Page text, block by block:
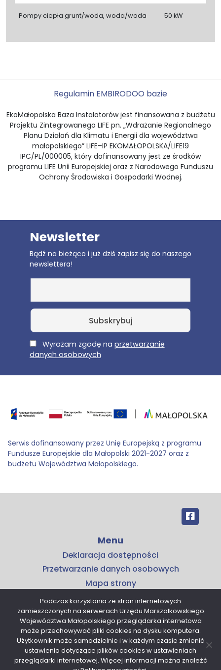
Pompy ciepła grunt/woda, woda/woda 50 kW
Regulamin EMBIRODOO bazie
EkoMałopolska Baza Instalatorów jest finansowana z budżetu
Projektu Zintegrowanego LIFE pn. „Wdrażanie Regionalnego
Planu Działań dla Klimatu i Energii dla województwa
małopolskiego” LIFE–IP EKOMAŁOPOLSKA/LIFE19
IPC/PL/000005, który dofinansowany jest ze środków
programu LIFE Unii Europejskiej oraz z Narodowego Funduszu
Ochrony Środowiska i Gospodarki Wodnej.
Newsletter
Bądź na bieżąco i już dziś zapisz się do naszego
newslettera!
E-MailWyrażam zgodę na przetwarzanie
danych osobowych
Serwis dofinansowany przez Unię Europejską z programu
Fundusze Europejskie dla Małopolski 2021-2027 oraz z
budżetu Województwa Małopolskiego.
Menu
Deklaracja dostępności
Przetwarzanie danych osobowych
Mapa strony
Kontakt
Kontakt
Małopolskie Centrum Przedsiębiorczości
ul. Armii Krajowej 16
30-150 Kraków
tel. 12 376 91 00
Podczas korzystania ze stron internetowych
zamieszczonych na serwerach Urzędu Marszałkowskiego
Województwa Małopolskiego przeglądarka internetowa
może przechowywać pliki cookies na dysku komputera.
Użytkownik może samodzielnie i w każdym czasie zmienić
ustawienia dotyczące plików cookies w ustawieniach
przeglądarki internetowej. Więcej informacji można znaleźć